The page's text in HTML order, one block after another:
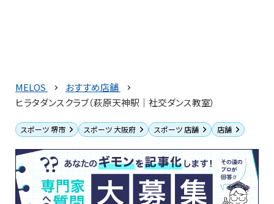
MELOS
おすすめ店舗
ヒラタダンスクラブ（萩原天神駅｜社交ダンス教室）
スポーツ 堺市 スポーツ 大阪府 スポーツ 店舗 店舗